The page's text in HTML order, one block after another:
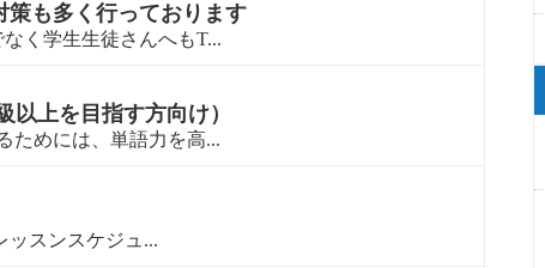
も多く行っております
く学生生徒さんへもT...
以上を目指す方向け）
ためには、単語力を高...
ッスンスケジュ...